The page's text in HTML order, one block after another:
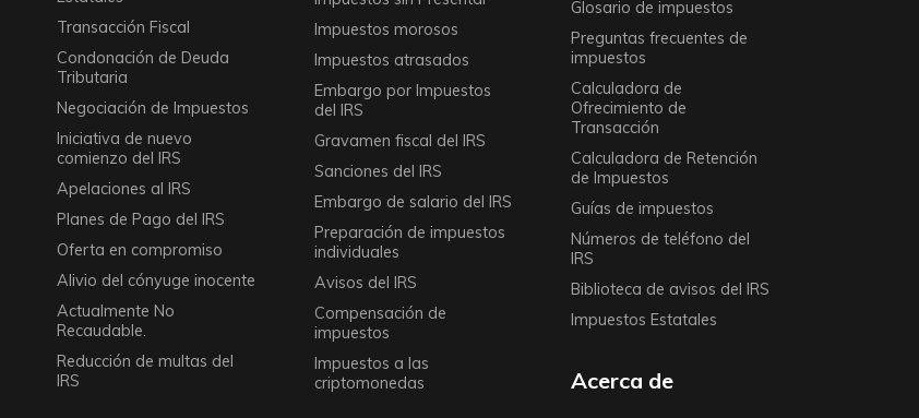
Transacción Fiscal
Condonación de Deuda
Tributaria
Negociación de Impuestos
Iniciativa de nuevo
comienzo del IRS
Apelaciones al IRS
Planes de Pago del IRS
Oferta en compromiso
Alivio del cónyuge inocente
Actualmente No
Recaudable.
Reducción de multas del
IRS
Impuestos morosos
Impuestos atrasados
Embargo por Impuestos
del IRS
Gravamen fiscal del IRS
Sanciones del IRS
Embargo de salario del IRS
Preparación de impuestos
individuales
Avisos del IRS
Compensación de
impuestos
Impuestos a las
criptomonedas
Glosario de impuestos
Preguntas frecuentes de
impuestos
Calculadora de
Ofrecimiento de
Transacción
Calculadora de Retención
de Impuestos
Guías de impuestos
Números de teléfono del
IRS
Biblioteca de avisos del IRS
Impuestos Estatales
Acerca de